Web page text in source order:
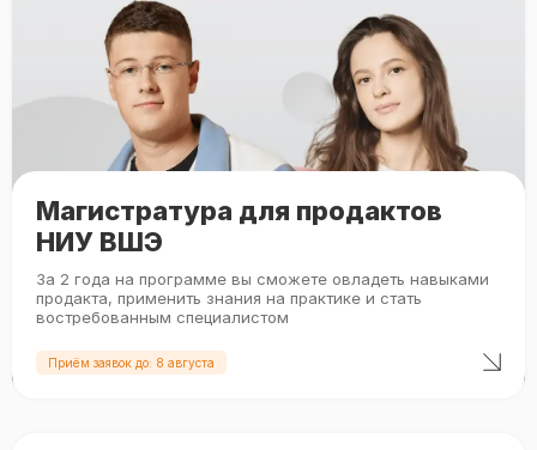
Магистратура для продактов
НИУ ВШЭ
За 2 года на программе вы сможете овладеть навыками
продакта, применить знания на практике и стать
востребованным специалистом
Приём заявок до: 8 августа